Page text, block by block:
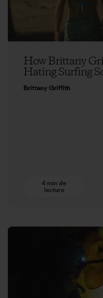
How Brittany
Hating Surfing
Brittany Griffith
4 min de
lecture